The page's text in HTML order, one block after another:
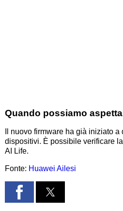
Quando possiamo
Il nuovo firmware ha già iniziato
dispositivi. È possibile verificare
AI Life.
Fonte: Huawei Ailesi